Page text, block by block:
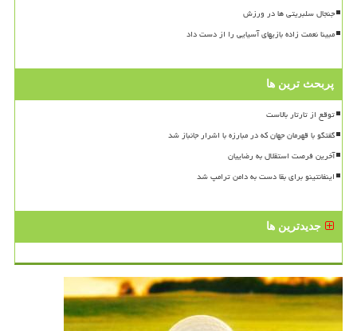
جنجال سلبریتی ها در ورزش
مبینا نعمت زاده بازیهای آسیایی را از دست داد
پربحث ترین ها
توقع از تارتار بالاست
گفتگو با قهرمان جهان که در مبارزه با اشرار جانباز شد
آخرین فرصت استقلال به رضاییان
اینفانتینو برای بقا دست به دامن ترامپ شد
جدیدترین ها